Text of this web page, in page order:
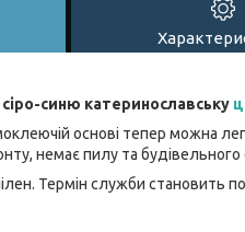
синю катеринославську
основі тепер можна
немає пилу та будівельного
Термін служби становить